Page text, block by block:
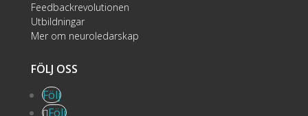
Feedbackrevolutionen
Utbildningar
Mer om neuroledarskap
FÖLJ OSS
Följ
Följ